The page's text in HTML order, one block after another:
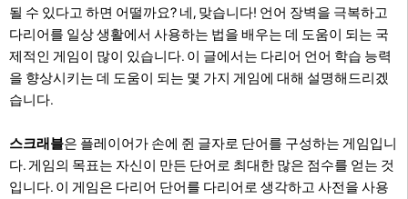
될 수 있다고 하면 어떨까요? 네, 맞습니다! 언어 장벽을 극복하고
다리어를 일상 생활에서 사용하는 법을 배우는 데 도움이 되는 국
제적인 게임이 많이 있습니다. 이 글에서는 다리어 언어 학습 능력
을 향상시키는 데 도움이 되는 몇 가지 게임에 대해 설명해드리겠
습니다.
스크래블은 플레이어가 손에 쥔 글자로 단어를 구성하는 게임입니
다. 게임의 목표는 자신이 만든 단어로 최대한 많은 점수를 얻는 것
입니다. 이 게임은 다리어 단어를 다리어로 생각하고 사전을 사용